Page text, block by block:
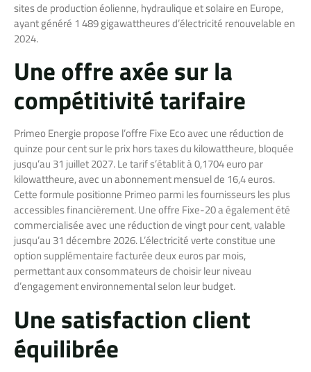
sites de production éolienne, hydraulique et solaire en Europe,
ayant généré 1 489 gigawattheures d’électricité renouvelable en
2024.
Une offre axée sur la
compétitivité tarifaire
Primeo Energie propose l’offre Fixe Eco avec une réduction de
quinze pour cent sur le prix hors taxes du kilowattheure, bloquée
jusqu’au 31 juillet 2027. Le tarif s’établit à 0,1704 euro par
kilowattheure, avec un abonnement mensuel de 16,4 euros.
Cette formule positionne Primeo parmi les fournisseurs les plus
accessibles financièrement. Une offre Fixe-20 a également été
commercialisée avec une réduction de vingt pour cent, valable
jusqu’au 31 décembre 2026. L’électricité verte constitue une
option supplémentaire facturée deux euros par mois,
permettant aux consommateurs de choisir leur niveau
d’engagement environnemental selon leur budget.
Une satisfaction client
équilibrée